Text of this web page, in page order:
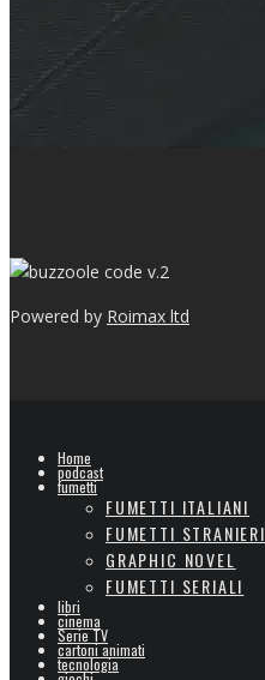
v.2
Powered by Roimax ltd
Home
podcast
fumetti
FUMETTI ITALIANI
FUMETTI STRANIERI
GRAPHIC NOVEL
FUMETTI SERIALI
libri
cinema
Serie TV
cartoni animati
tecnologia